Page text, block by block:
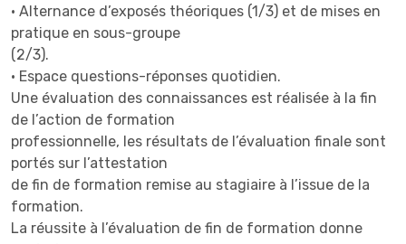
• Paradoxes et interventions paradoxales
• Position de l’Anthropologue
Jour 3
• Les doubles liens
• Les tactiques au service de la stratégie
généralisés, hypocondrie, spasmophilie
Jour 3
• Travail sur les croyances
• Ancrer les préalables, se situer quant à l’esprit
des thérapies brèves
• Evaluer ses acquis, évaluer sa capacité à adopter
une posture congruente avec le modèle des
o S’engager dans la relation thérapeutique,
créer et maintenir l’alliance
o Initier une dynamique de changement
“thérapie orientée solution” (Steve de
Shazer, Insoo Kim Berg et Bill O’Hanlon)
• Intégrer les postulats et prémisses de la thérapie
orientée solution
• Situer le modèle au sein des thérapies brèves
• Ancrer les compétences de base et “techniques
• Alternance d’exposés théoriques (1/3) et de mises en
pratique en sous-groupe
(2/3).
• Espace questions-réponses quotidien.
Une évaluation des connaissances est réalisée à la fin
de l’action de formation
professionnelle, les résultats de l’évaluation finale sont
portés sur l’attestation
de fin de formation remise au stagiaire à l’issue de la
formation.
La réussite à l’évaluation de fin de formation donne